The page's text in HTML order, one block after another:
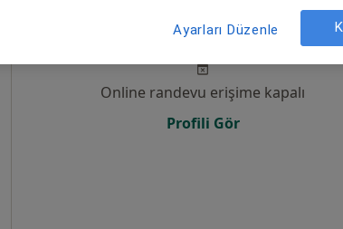
7 Ağustos 8 Ağustos
Paz,
9
Online randevu erişime kapalı
Profili Gör
Ayarları Düzenle